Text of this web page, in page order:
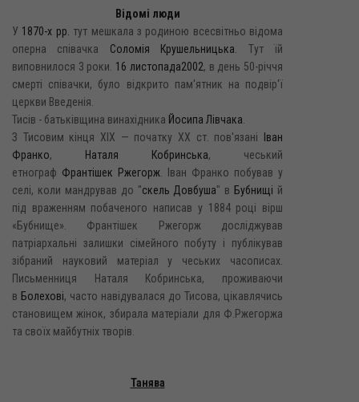
Відомі люди
У 1870-х рр. тут мешкала з родиною всесвітньо відома
оперна співачка Соломія Крушельницька . Тут їй
виповнилося 3 роки. 16 листопада2002, в день 50-річчя
смерті співачки, було відкрито пам'ятник на подвір'ї
церкви Введенія.
Тисів - батьківщина винахідника Йосипа Лівчака
З Тисовим кінця XIX — початку XX ст. пов'язані
Іван
Франко, Наталя Кобринська, чеський
етнограф Франтішек Ржегорж . Іван Франко побував у
селі, коли мандрував до "скель Довбуша" в Бубнищі й
під враженням побаченого написав у 1884 році вірш
«Бубнище». Франтішек Ржегорж досліджував
патріархальні залишки сімейного побуту і публікував
зібраний науковий матеріал у чеських часописах.
Письменниця Наталя Кобринська, проживаючи
в Болехові, часто навідувалася до Тисова, цікавлячись
становищем жінок, збирала матеріали для Ф.Ржегоржа
та своїх майбутніх творів.
Танява